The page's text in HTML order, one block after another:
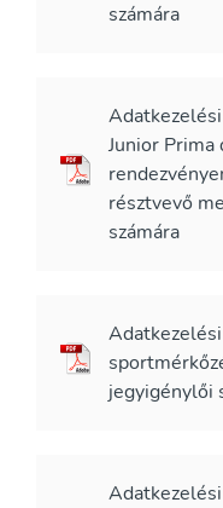
számára
Junior
résztvevő
számára
jegyigénylői